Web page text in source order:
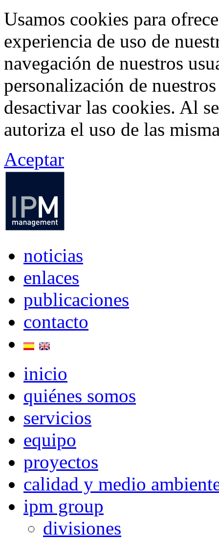
Usamos cookies para
experiencia de uso de
navegación de nuestros
personalización de
desactivar las cookies. Al
autoriza el uso de las
Aceptar
noticias
enlaces
publicaciones
contacto
inicio
quiénes somos
servicios
equipo
proyectos
calidad y medio
ipm group
divisiones